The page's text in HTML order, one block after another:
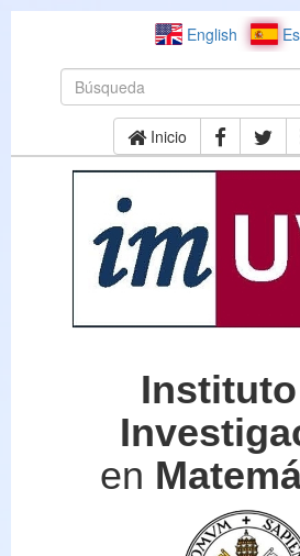
English
Inicio
Instituto
en